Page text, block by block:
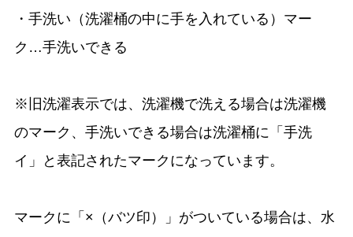
・手洗い（洗濯桶の中に手を入れている）マー
ク…手洗いできる
※旧洗濯表示では、洗濯機で洗える場合は洗濯機
のマーク、手洗いできる場合は洗濯桶に「手洗
イ」と表記されたマークになっています。
マークに「×（バツ印）」がついている場合は、水